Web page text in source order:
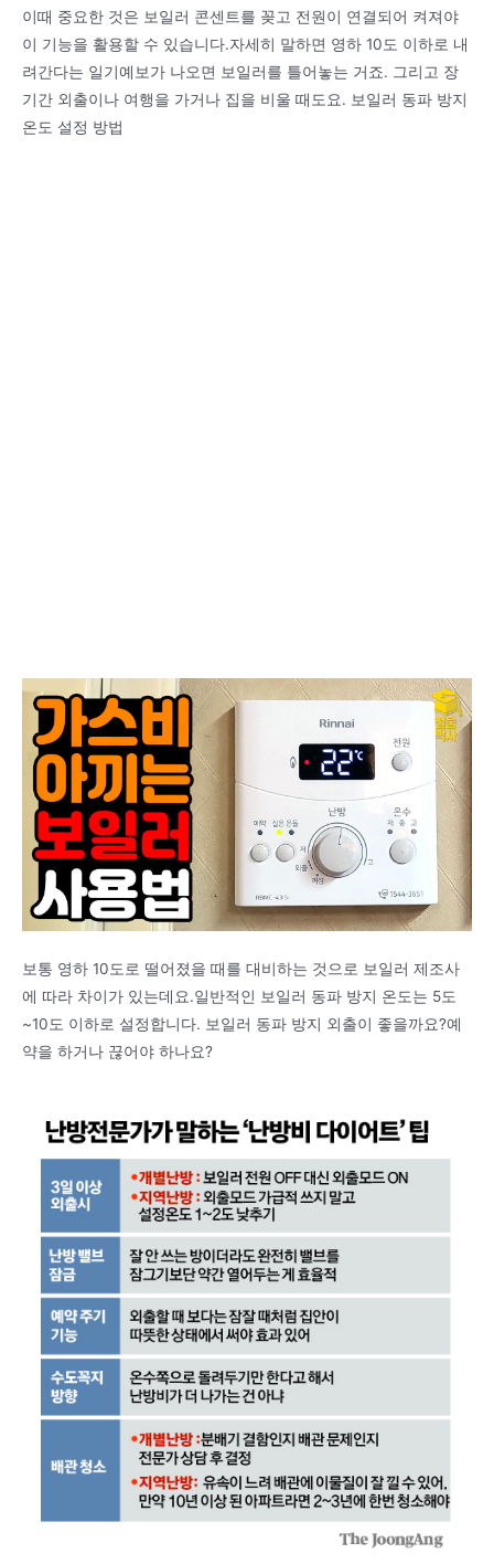
이때 중요한 것은 보일러 콘센트를 꽂고 전원이 연결되어 켜져야
이 기능을 활용할 수 있습니다.자세히 말하면 영하 10도 이하로 내
려간다는 일기예보가 나오면 보일러를 틀어놓는 거죠. 그리고 장
기간 외출이나 여행을 가거나 집을 비울 때도요. 보일러 동파 방지
온도 설정 방법
보통 영하 10도로 떨어졌을 때를 대비하는 것으로 보일러 제조사
에 따라 차이가 있는데요.일반적인 보일러 동파 방지 온도는 5도
~10도 이하로 설정합니다. 보일러 동파 방지 외출이 좋을까요?예
약을 하거나 끊어야 하나요?